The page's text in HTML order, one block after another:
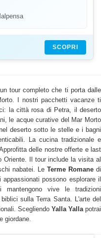
SCOPRI
tour completo che ti porta dalle
I nostri pacchetti vacanze ti
la città rosa di Petra, il deserto
le acque curative del Mar Morto
deserto sotto le stelle e i bagni
La cucina tradizionale e
delle nostre offerte e last
Oriente. Il tour include la visita al
nabatei. Le Terme Romanedi
possono esplorare il
vive le tradizioni
sulla Terra Santa. L'arte del
Scegliendo Yalla Yallapotrai
giordane.